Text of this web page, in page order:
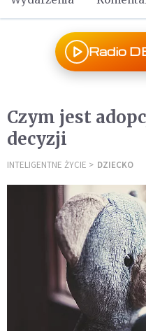
Radio
Czym jest
decyzji
INTELIGENTNE ŻYCIE DZIECKO